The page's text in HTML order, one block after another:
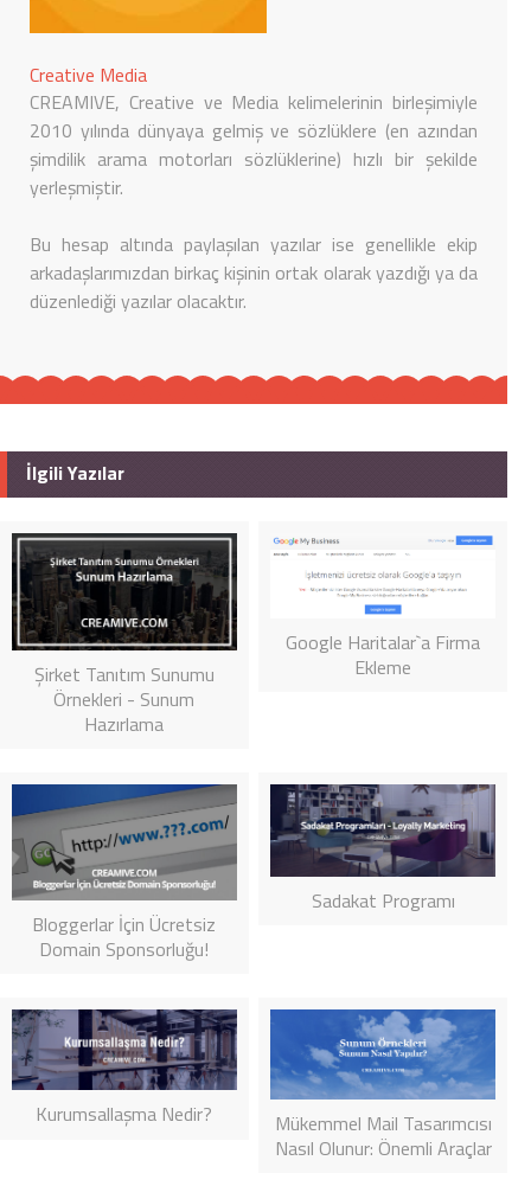
Creative Media
CREAMIVE, Creative ve Media kelimelerinin birleşimiyle
2010 yılında dünyaya gelmiş ve sözlüklere (en azından
şimdilik arama motorları sözlüklerine) hızlı bir şekilde
yerleşmiştir.
Bu hesap altında paylaşılan yazılar ise genellikle ekip
arkadaşlarımızdan birkaç kişinin ortak olarak yazdığı ya da
düzenlediği yazılar olacaktır.
İlgili Yazılar
Şirket Tanıtım Sunumu
Örnekleri - Sunum
Hazırlama
Google Haritalar`a Firma
Ekleme
Bloggerlar İçin Ücretsiz
Domain Sponsorluğu!
Sadakat Programı
Kurumsallaşma Nedir?
Mükemmel Mail Tasarımcısı
Nasıl Olunur: Önemli Araçlar